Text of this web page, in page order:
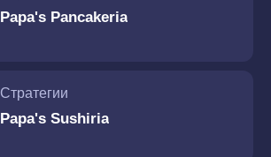
Papa's Pancakeria
Стратегии
Papa's Sushiria